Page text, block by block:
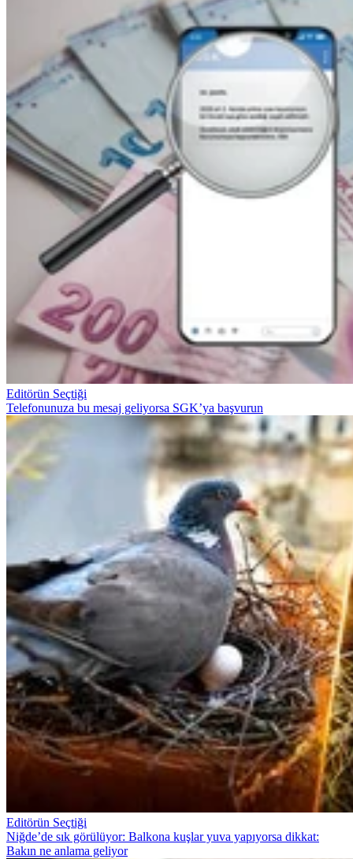
Editörün Seçtiği
Telefonunuza bu mesaj geliyorsa SGK’ya başvurun
Editörün Seçtiği
Niğde’de sık görülüyor: Balkona kuşlar yuva yapıyorsa dikkat:
Bakın ne anlama geliyor